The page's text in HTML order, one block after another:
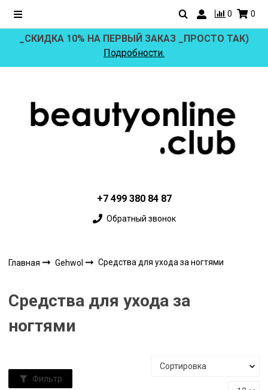
0 0
_СКИДКА 10% НА ПЕРВЫЙ ЗАКАЗ _ПРОСТО ТАК)
Подробности.
+7 499 380 84 87
Обратный звонок
Главная Gehwol Средства для ухода за ногтями
Средства для ухода за
ногтями
Фильтр